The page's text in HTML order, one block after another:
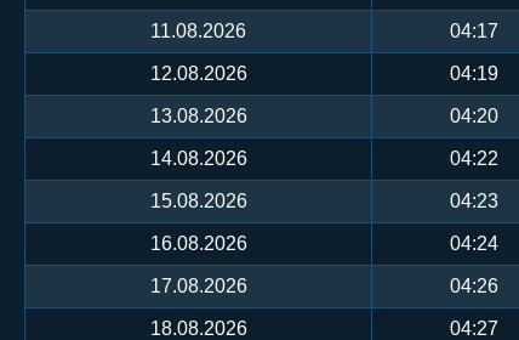
11.08.2026 04:17
12.08.2026 04:19
13.08.2026 04:20
14.08.2026 04:22
15.08.2026 04:23
16.08.2026 04:24
17.08.2026 04:26
18.08.2026 04:27